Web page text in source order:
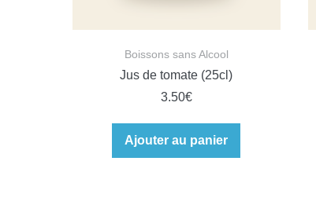
Boissons sans Alcool
Jus de tomate (25cl)
3.50€
Ajouter au panier